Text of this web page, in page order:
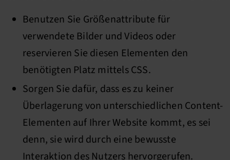
Benutzen Sie Größenattribute für
verwendete Bilder und Videos oder
reservieren Sie diesen Elementen den
benötigten Platz mittels CSS.
Sorgen Sie dafür, dass es zu keiner
Überlagerung von unterschiedlichen Content-
Elementen auf Ihrer Website kommt, es sei
denn, sie wird durch eine bewusste
Interaktion des Nutzers hervorgerufen.